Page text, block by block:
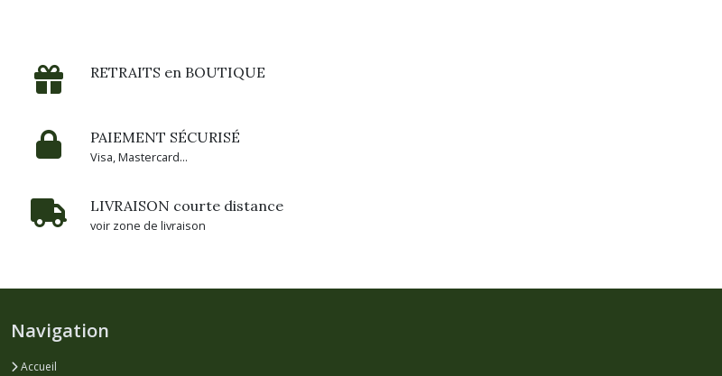
RETRAITS en BOUTIQUE
PAIEMENT SÉCURISÉ
Visa, Mastercard...
LIVRAISON courte distance
voir zone de livraison
résultats
Navigation
Accueil